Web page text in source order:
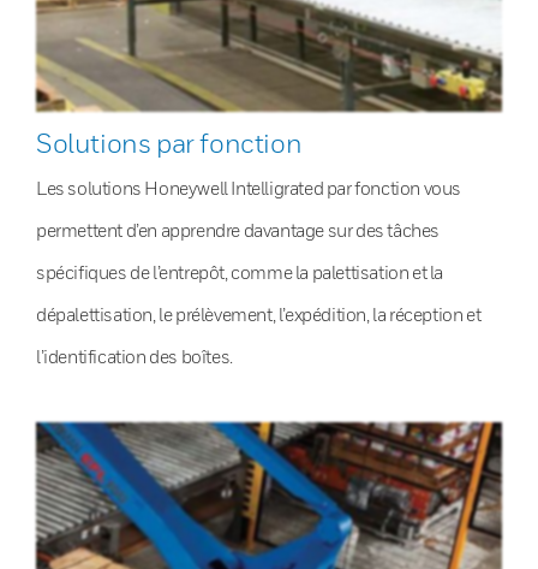
Solutions par fonction
Les solutions Honeywell Intelligrated par fonction vous
permettent d’en apprendre davantage sur des tâches
spécifiques de l’entrepôt, comme la palettisation et la
dépalettisation, le prélèvement, l’expédition, la réception et
l’identification des boîtes.